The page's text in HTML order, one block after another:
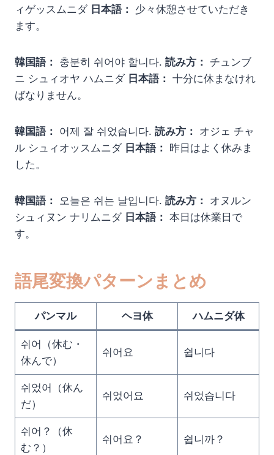
ィゲッスムニダ 日本語： 少々休憩させていただき
ます。
韓国語： 충분히 쉬어야 합니다. 読み方： チュンブ
ニ シュィオヤ ハムニダ 日本語： 十分に休まなけれ
ばなりません。
韓国語： 어제 잘 쉬었습니다. 読み方： オジェ チャ
ル シュィオッスムニダ 日本語： 昨日はよく休みま
した。
韓国語： 오늘은 쉬는 날입니다. 読み方： オヌルン
シュィヌン ナリムニダ 日本語： 本日は休業日で
す。
語尾変換パターンまとめ
パンマル ヘヨ体 ハムニダ体
쉬어（休む・
休んで）
쉬어요 쉽니다
쉬었어（休ん
だ）
쉬었어요 쉬었습니다
쉬어？（休
む？）
쉬어요？ 쉽니까？